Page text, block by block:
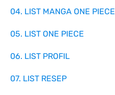
04. LIST MANGA ONE PIECE
05. LIST ONE PIECE
06. LIST PROFIL
07. LIST RESEP